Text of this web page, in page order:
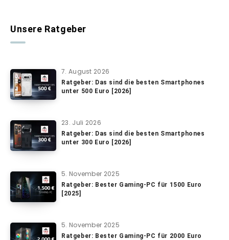
Unsere Ratgeber
7. August 2026
Ratgeber: Das sind die besten Smartphones
unter 500 Euro [2026]
23. Juli 2026
Ratgeber: Das sind die besten Smartphones
unter 300 Euro [2026]
5. November 2025
Ratgeber: Bester Gaming-PC für 1500 Euro
[2025]
5. November 2025
Ratgeber: Bester Gaming-PC für 2000 Euro